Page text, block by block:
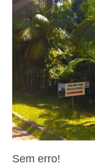
Sem erro!